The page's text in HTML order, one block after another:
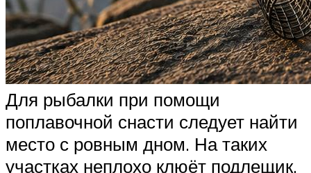
Для рыбалки при помощи
поплавочной снасти следует найти
место с ровным дном. На таких
участках неплохо клюёт подлещик.